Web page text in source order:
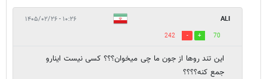
ALI ۱۰:۲۶ - ۱۴۰۵/۰۲/۲۶
70
242
این تند روها از جون ما چی میخوان؟؟؟ کسی نیست اینارو
جمع کنه؟؟؟؟